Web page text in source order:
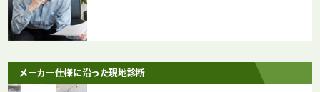
メーカー仕様に沿った現地診断